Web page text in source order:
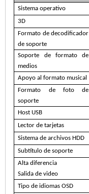
Sistema operativo
3D
Formato de decodificador
de soporte
Soporte de formato de
medios
Apoyo al formato musical
Formato de foto de
soporte
Host USB
Lector de tarjetas
Sistema de archivos HDD
Subtítulo de soporte
Alta diferencia
Salida de video
Tipo de idiomas OSD